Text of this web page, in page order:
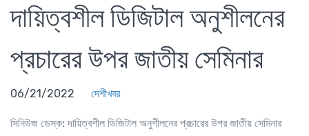
দায়িত্বশীল ডিজিটাল অনুশীলনের
প্রচারের উপর জাতীয় সেমিনার
06/21/2022 দেশীখবর
সিনিউজ ডেস্ক: দায়িত্বশীল ডিজিটাল অনুশীলনের প্রচারের উপর জাতীয় সেমিনার